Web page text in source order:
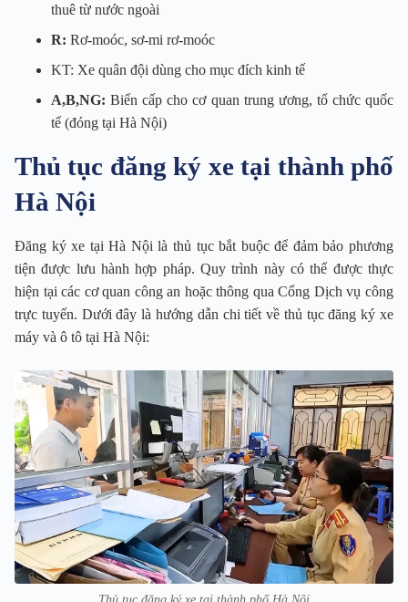
thuê từ nước ngoài
R: Rơ-moóc, sơ-mi rơ-moóc
KT: Xe quân đội dùng cho mục đích kinh tế
A,B,NG: Biển cấp cho cơ quan trung ương, tổ chức quốc
tế (đóng tại Hà Nội)
Thủ tục đăng ký xe tại thành phố
Hà Nội
Đăng ký xe tại Hà Nội là thủ tục bắt buộc để đảm bảo phương
tiện được lưu hành hợp pháp. Quy trình này có thể được thực
hiện tại các cơ quan công an hoặc thông qua Cổng Dịch vụ công
trực tuyến. Dưới đây là hướng dẫn chi tiết về thủ tục đăng ký xe
máy và ô tô tại Hà Nội: